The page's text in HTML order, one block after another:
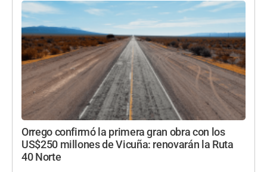
Orrego confirmó la primera gran obra con los
US$250 millones de Vicuña: renovarán la Ruta
40 Norte